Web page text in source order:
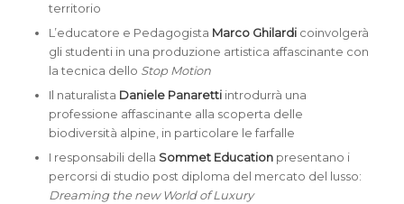
territorio
L’educatore e Pedagogista Marco Ghilardicoinvolgerà
gli studenti in una produzione artistica affascinante con
la tecnica dello Stop Motion
Il naturalista Daniele Panarettiintrodurrà una
professione affascinante alla scoperta delle
biodiversità alpine, in particolare le farfalle
I responsabili della Sommet Educationpresentano i
percorsi di studio post diploma del mercato del lusso:
Dreaming the new World of Luxury